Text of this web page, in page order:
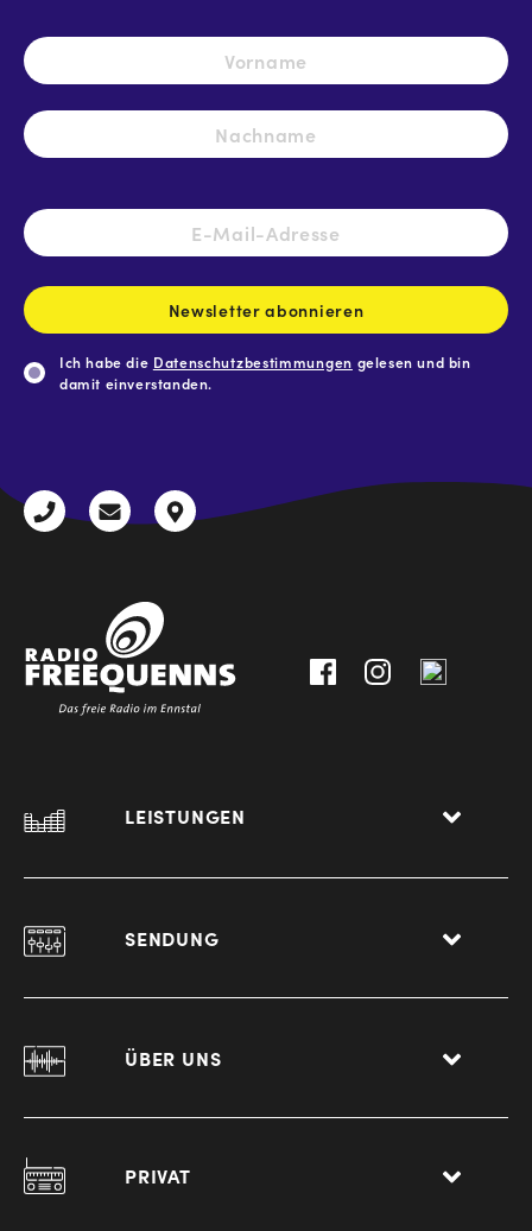
Name *
E-
Mail-
Newsletter abonnieren
Ich habe die Datenschutzbestimmungen gelesen und bin
damit einverstanden.
+43
radio@freequenns.at
Kulturhausstraße
LEISTUNGEN
SENDUNG
ÜBER UNS
PRIVAT